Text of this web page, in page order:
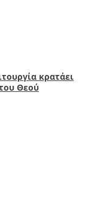
κρατάει
Θεού